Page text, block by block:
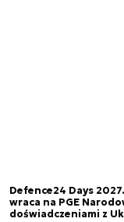
Defence24 Days
wraca na PGE
doświadczeniami z